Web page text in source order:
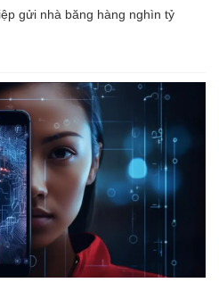
gửi nhà băng hàng nghìn tỷ